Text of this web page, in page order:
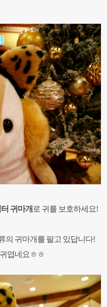
귀마개 로 귀를 보호하세요!
의 귀마개를 팔고 있답니다!
엽네요ㅎㅎ